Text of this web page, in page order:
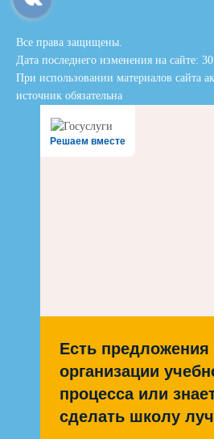
Все права защищены.
Дата последнего изменения на сайте:
При использовании материалов сайта
источник обязательна
Решаем вместе
Есть предложения
организации
процесса или
сделать школу